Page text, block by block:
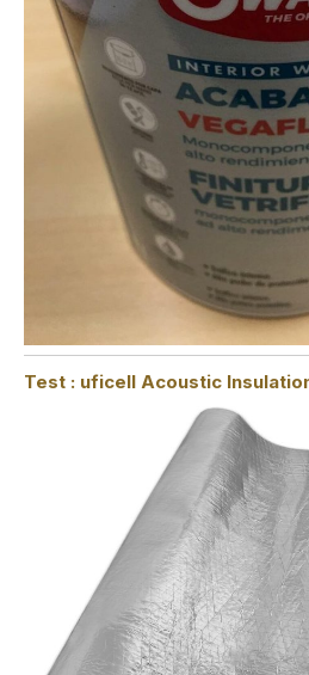
Test : uficell Acoustic